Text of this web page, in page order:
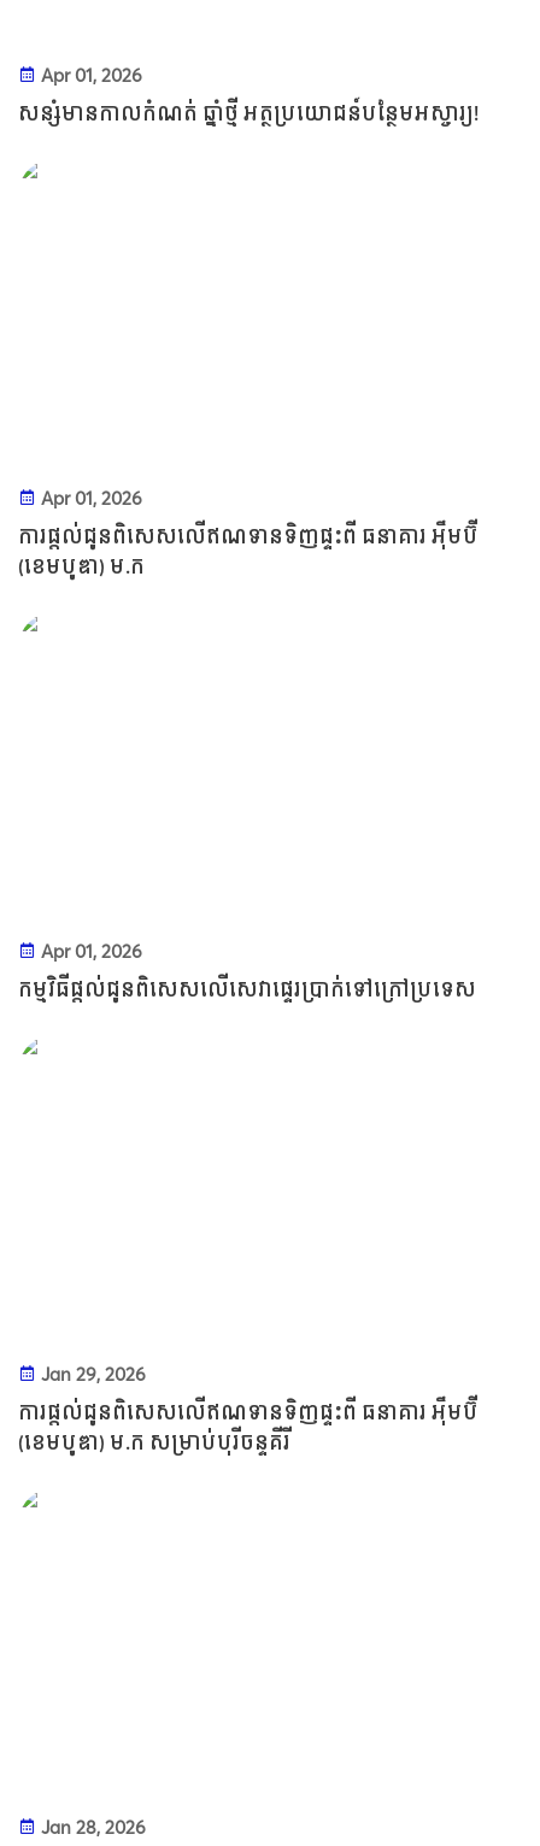
Apr 01, 2026
សន្សំមានកាលកំណត់ ឆ្នាំថ្មី អត្ថប្រយោជន៍បន្ថែមអស្ចារ្យ!
Apr 01, 2026
ការផ្តល់ជូនពិសេសលើឥណទានទិញផ្ទះពី ធនាគារ អុឹមប៊ី
(ខេមបូឌា) ម.ក
Apr 01, 2026
កម្មវិធីផ្តល់ជូនពិសេសលើសេវាផ្ទេរប្រាក់ទៅក្រៅប្រទេស
Jan 29, 2026
ការផ្តល់ជូនពិសេសលើឥណទានទិញផ្ទះពី ធនាគារ អុឹមប៊ី
(ខេមបូឌា) ម.ក សម្រាប់បុរីចន្ទគីរី
Jan 28, 2026